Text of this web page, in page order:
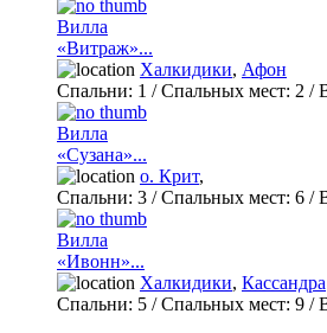
Вилла
«Витраж»...
Халкидики, Афон
Спальни: 1 / Спальных мест: 2 /
Вилла
«Сузана»...
о. Крит,
Спальни: 3 / Спальных мест: 6 /
Вилла
«Ивонн»...
Халкидики, Кассандра
Спальни: 5 / Спальных мест: 9 /